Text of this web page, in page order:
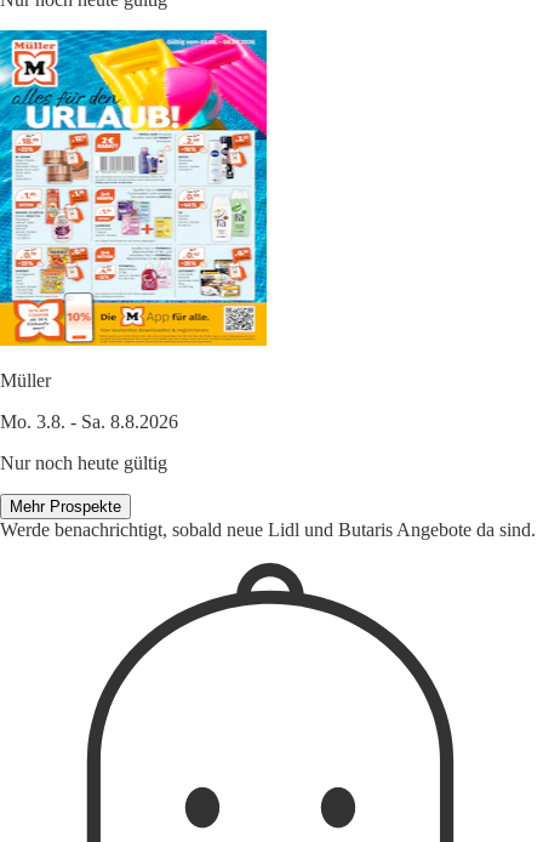
Müller
Mo. 3.8. - Sa. 8.8.2026
Nur noch heute gültig
Mehr Prospekte
Werde benachrichtigt, sobald neue Lidl und Butaris Angebote da sind.